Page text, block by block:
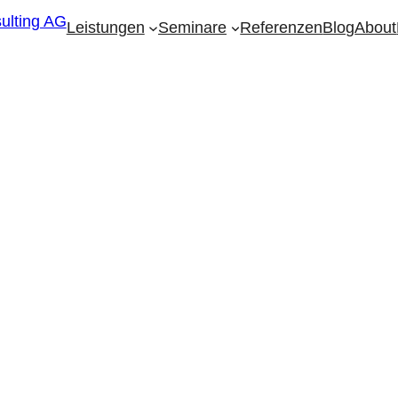
Leistungen Seminare ReferenzenBlogAbout